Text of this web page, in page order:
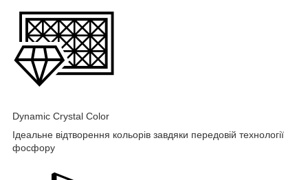
Dynamic Crystal Color
Ідеальне відтворення кольорів завдяки передовій технології
фосфору